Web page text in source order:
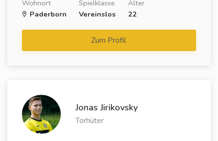
Wohnort
Paderborn
Spielklasse
Vereinslos
Alter
22
Zum Profil
Jonas Jirikovsky
Torhüter